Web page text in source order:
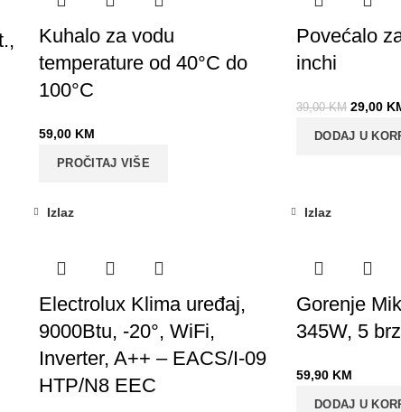
Kuhalo za vodu
temperature od 40°C do
100°C
59,00 KM
PROČITAJ VIŠE
Povećalo
inchi
39,00KM 29,00
DODAJ U
Izlaz
Electrolux Klima uređaj,
9000Btu, -20°, WiFi,
Inverter, A++ – EACS/I-09
HTP/N8 EEC
Izlaz
Gorenje
345W, 5
59,90 KM
DODAJ U